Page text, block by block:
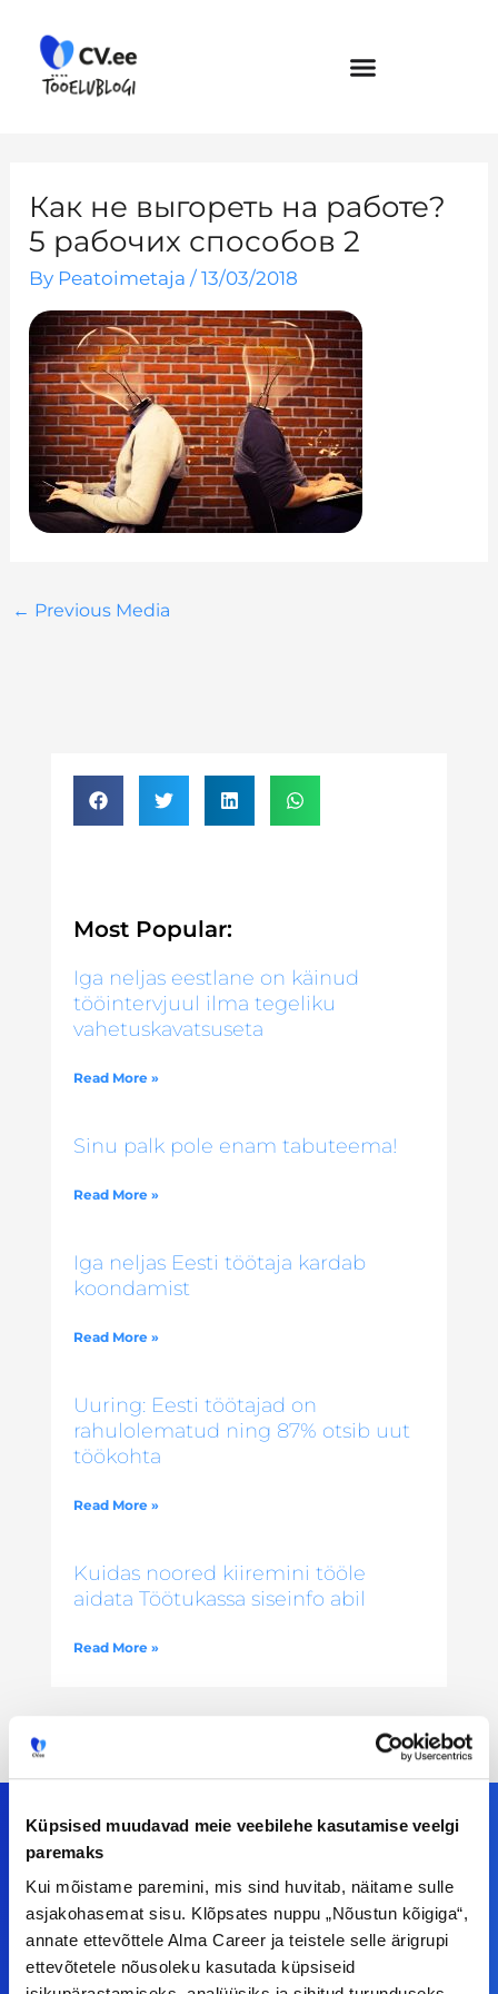
Küpsised muudavad meie veebilehe kasutamise veelgi
paremaks
Kui mõistame paremini, mis sind huvitab, näitame sulle
asjakohasemat sisu. Klõpsates nuppu „Nõustun kõigiga“,
annate ettevõttele Alma Career ja teistele selle ärigrupi
ettevõtetele nõusoleku kasutada küpsiseid
content
Как не выгореть на работе?
5 рабочих способов 2
By Peatoimetaja/13/03/2018
← Previous Media
Most Popular:
Iga neljas eestlane on käinud
tööintervjuul ilma tegeliku
vahetuskavatsuseta
Read More »
Sinu palk pole enam tabuteema!
Read More »
Iga neljas Eesti töötaja kardab
koondamist
Read More »
Uuring: Eesti töötajad on
rahulolematud ning 87% otsib uut
töökohta
Read More »
Kuidas noored kiiremini tööle
aidata Töötukassa siseinfo abil
Read More »
Meiega leiad!
Tööelublogi.ee lehelt leiad kõik vajaliku, et olla
kursis tööturu uudistega. Kui sul on